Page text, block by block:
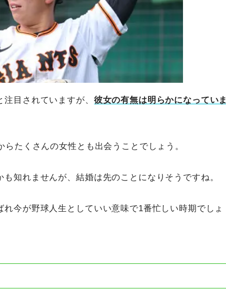
目されていますが、 彼女の有無は明らかになっていま
たくさんの女性とも出会うことでしょう。
知れませんが、結婚は先のことになりそうですね。
今が野球人生としていい意味で1番忙しい時期でしょ